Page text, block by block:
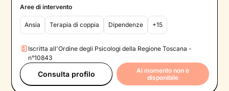
Aree di intervento
Ansia Terapia di coppia Dipendenze +15
Iscritta all'Ordine degli Psicologi della Regione Toscana -
n°10843
Consulta profilo
Al momento non è
disponibile